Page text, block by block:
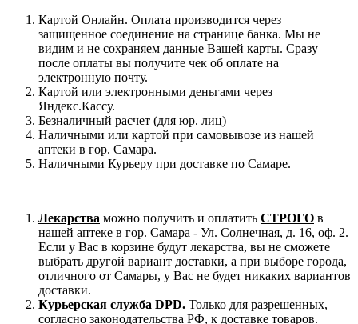
Картой Онлайн. Оплата производится через
защищенное соединение на странице банка. Мы не
видим и не сохраняем данные Вашей карты. Сразу
после оплаты вы получите чек об оплате на
электронную почту.
Картой или электронными деньгами через
Яндекс.Кассу.
Безналичный расчет (для юр. лиц)
Наличными или картой при самовывозе из нашей
аптеки в гор. Самара.
Наличными Курьеру при доставке по Самаре.
Лекарства можно получить и оплатить СТРОГО в
нашей аптеке в гор. Самара - Ул. Солнечная, д. 16, оф. 2.
Если у Вас в корзине будут лекарства, вы не сможете
выбрать другой вариант доставки, а при выборе города,
отличного от Самары, у Вас не будет никаких вариантов
доставки.
Курьерская служба DPD. Только для разрешенных,
согласно законодательства РФ, к доставке товаров.